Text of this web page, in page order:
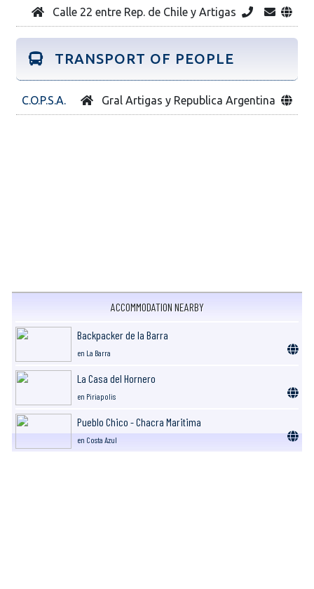
Calle 22 entre Rep. de Chile y Artigas
TRANSPORT OF PEOPLE
C.O.P.S.A. Gral Artigas y Republica Argentina
ACCOMMODATION NEARBY
Backpacker de la Barra
en La Barra
La Casa del Hornero
en Piriapolis
Pueblo Chico - Chacra Maritima
en Costa Azul